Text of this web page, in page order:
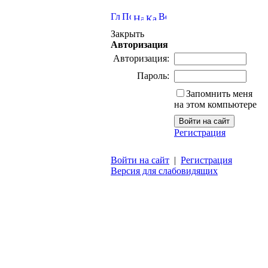
Закрыть
Авторизация
Авторизация:
Пароль:
Запомнить меня
на этом компьютере
Регистрация
Войти на сайт | Регистрация
Версия для слабовидящих